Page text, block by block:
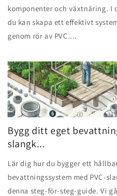
komponenter och växtnäring. I
du kan skapa ett effektivt
genom rör av PVC....
Bygg ditt eget
slangk...
Lär dig hur du bygger ett
bevattningssystem med PVC-
denna steg-för-steg-guide. Vi